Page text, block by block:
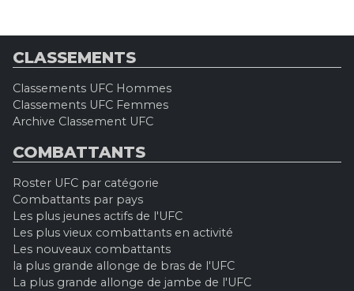
CLASSEMENTS
Classements UFC Hommes
Classements UFC Femmes
Archive Classement UFC
COMBATTANTS
Roster UFC par catégorie
Combattants par pays
Les plus jeunes actifs de l'UFC
Les plus vieux combattants en activité
Les nouveaux combattants
la plus grande allonge de bras de l'UFC
La plus grande allonge de jambe de l'UFC